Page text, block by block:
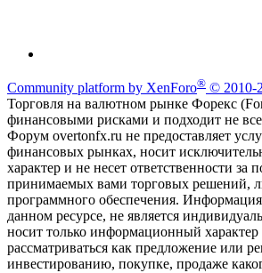
Community platform by XenForo® © 2010-
Торговля на валютном рынке Форекс
финансовыми рисками и подходит не
Форум overtonfx.ru не предоставляет
финансовых рынках, носит
характер и не несет ответственности за
принимаемых вами торговых решений,
программного обеспечения.
данном ресурсе, не является
носит только информационный
рассматриваться как предложение или
инвестированию, покупке, продаже